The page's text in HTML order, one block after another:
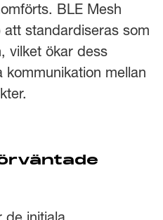
BLE Mesh
att standardiseras som
vilket ökar dess
mellan